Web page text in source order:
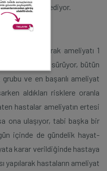
önem arz ediyor.
Katarak ameliyatı 1
15 dakika sürüyor, bütün
ve en başarılı ameliyat
aldıkları risklere oranla
hastalar ameli­yatın ertesi
ona ulaşıyor, tabi başka bir
içinde de gündelik hayat­
karar verildiğinde hastaya
yapılarak hastaların ameliyat